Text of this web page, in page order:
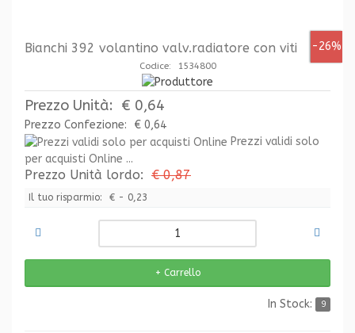
-26%
Bianchi 392 volantino valv.radiatore con viti
Codice: 1534800
Prezzo Unità: € 0,64
Prezzo Confezione:
€ 0,64
Prezzi validi solo
per acquisti Online ...
Prezzo Unità lordo: € 0,87
Il tuo risparmio: € - 0,23
In Stock: 9